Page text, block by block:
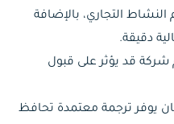
النشاط التجاري، بالإضافة
دقيقة.
شركة قد يؤثر على قبول
يوفر ترجمة معتمدة تحافظ